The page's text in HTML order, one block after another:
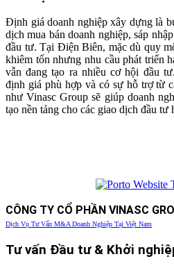
Định giá doanh nghiệp xây dựng là
dịch mua bán doanh nghiệp, sáp
đầu tư. Tại Điện Biên, mặc dù quy
khiêm tốn nhưng nhu cầu phát triển
vẫn đang tạo ra nhiều cơ hội đầu
định giá phù hợp và có sự hỗ trợ từ
như Vinasc Group sẽ giúp doanh
tạo nền tảng cho các giao dịch đầu tư
CÔNG TY CỔ PHẦN VINASC
Dịch Vụ Tư Vấn M&A Doanh Nghiệp Tại Việt Nam
Tư vấn Đầu tư & Khởi